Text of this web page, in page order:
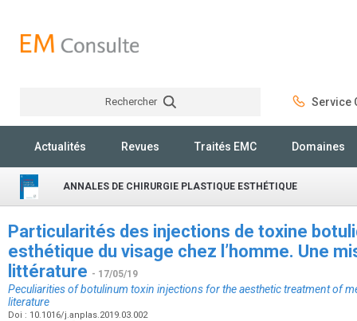
Rechercher Service
Actualités Revues Traités EMC Domaines
ANNALES DE CHIRURGIE PLASTIQUE ESTHÉTIQUE
Particularités des injections de toxine
esthétique du visage chez l’homme. Une
littérature - 17/05/19
Peculiarities of botulinum toxin injections for the aesthetic treatment of
literature
Doi : 10.1016/j.anplas.2019.03.002